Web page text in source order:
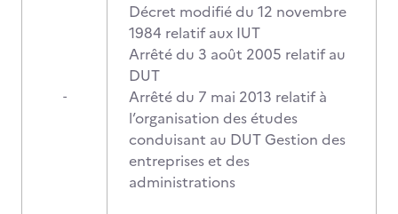
-
Décret modifié du 12 novembre
1984 relatif aux IUT
Arrêté du 3 août 2005 relatif au
DUT
Arrêté du 7 mai 2013 relatif à
l’organisation des études
conduisant au DUT Gestion des
entreprises et des
administrations